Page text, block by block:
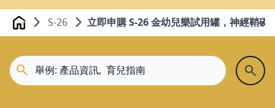
Home S-26 立即申購 S-26 金幼兒樂試用罐，神經鞘磷